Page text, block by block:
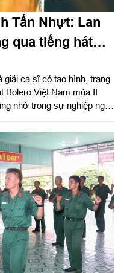
Tấn Nhựt: Lan
qua tiếng hát
giải ca sĩ có tạo hình, trang
Bolero Việt Nam mùa II
nhớ trong sự nghiệp nghệ
tự hào của những người
LLVT Quân khu.